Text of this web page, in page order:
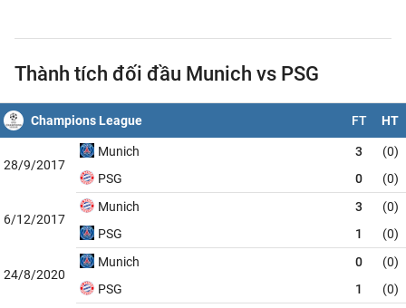
Thành tích đối đầu Munich vs PSG
Champions League FT HT
28/9/2017
Munich 3
(0)
PSG
0 (0)
6/12/2017
Munich 3
(0)
PSG
1 (0)
24/8/2020
Munich 0
(0)
PSG
1 (0)